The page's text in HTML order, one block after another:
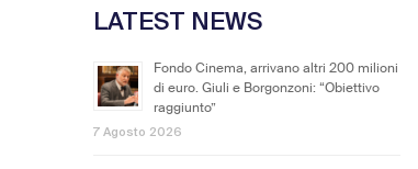
LATEST NEWS
Fondo Cinema, arrivano altri 200 milioni
di euro. Giuli e Borgonzoni: “Obiettivo
raggiunto”
7 Agosto 2026